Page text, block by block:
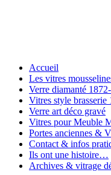
Accueil
Les vitres
Verre diamanté
Vitres style brasserie
Verre art déco gravé
Vitres pour Meuble
Portes anciennes &
Contact & infos
Ils ont une histoire…
Archives & vitrage